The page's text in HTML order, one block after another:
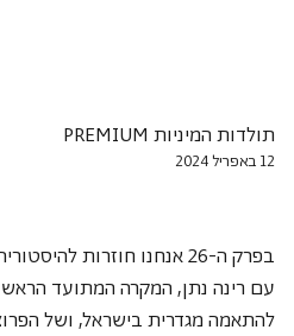
תולדות המיניות PREMIUM
12 באפריל 2024
בפרק ה-26 אנחנו חוזרות
עם רינה נתן, המקרה המתועד
להתאמה מגדרית בישראל, ושל